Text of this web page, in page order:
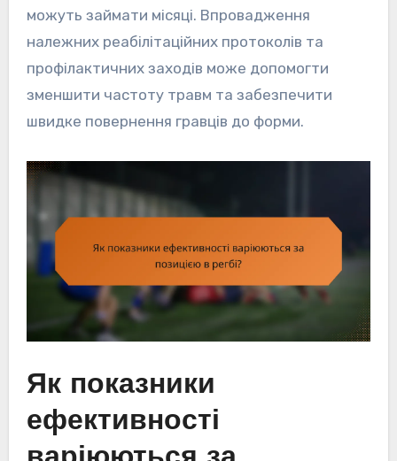
можуть займати місяці. Впровадження
належних реабілітаційних протоколів та
профілактичних заходів може допомогти
зменшити частоту травм та забезпечити
швидке повернення гравців до форми.
Як показники
ефективності